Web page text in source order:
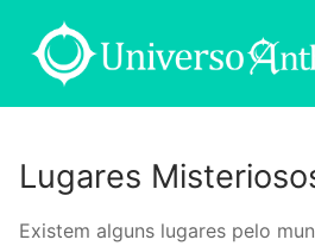
para
Lugares
Existem alguns lugares pelo